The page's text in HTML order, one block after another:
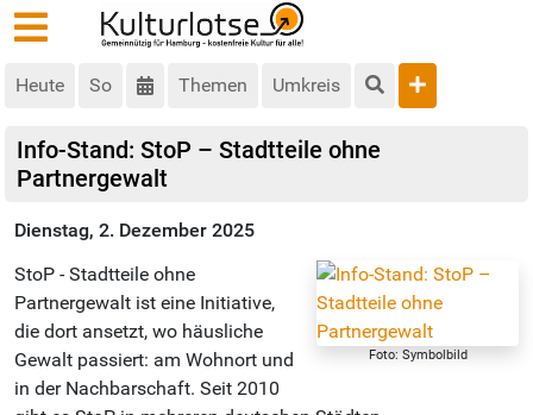
Heute So Themen Umkreis
Info-Stand: StoP – Stadtteile ohne
Partnergewalt
Dienstag, 2. Dezember 2025
Foto: Symbolbild
StoP - Stadtteile ohne
Partnergewalt ist eine Initiative,
die dort ansetzt, wo häusliche
Gewalt passiert: am Wohnort und
in der Nachbarschaft. Seit 2010